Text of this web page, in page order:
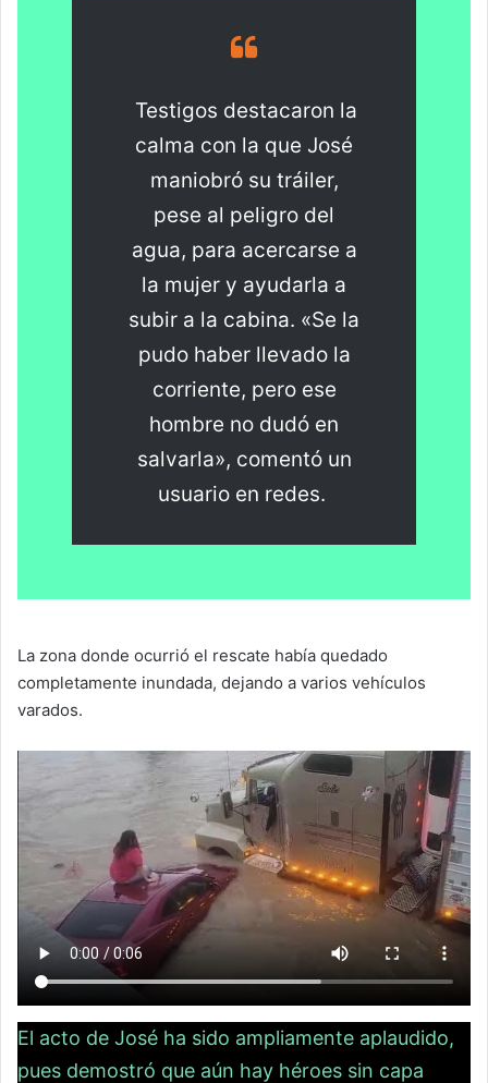
Testigos destacaron la
calma con la que José
maniobró su tráiler,
pese al peligro del
agua, para acercarse a
la mujer y ayudarla a
subir a la cabina. «Se la
pudo haber llevado la
corriente, pero ese
hombre no dudó en
salvarla», comentó un
usuario en redes.
La zona donde ocurrió el rescate había quedado
completamente inundada, dejando a varios vehículos
varados.
El acto de José ha sido ampliamente aplaudido,
pues demostró que aún hay héroes sin capa